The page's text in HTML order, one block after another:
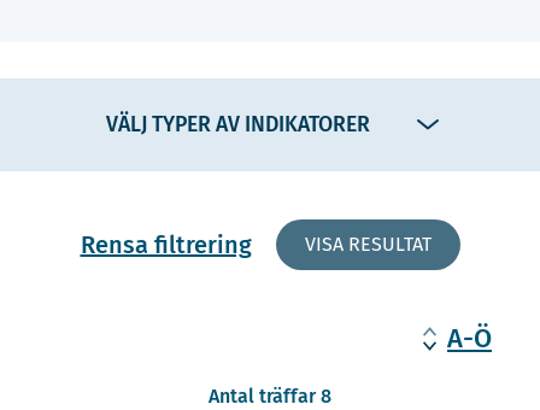
VÄLJ TYPER AV INDIKATORER
Rensa filtrering VISA RESULTAT
A-Ö
Antal träffar 8